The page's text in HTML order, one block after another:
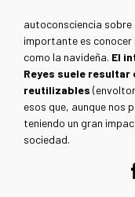
autoconsciencia sobre
importante es conocer
como la navideña. El
Reyes suele
reutilizables
esos que, aunque nos
teniendo un gran
sociedad.